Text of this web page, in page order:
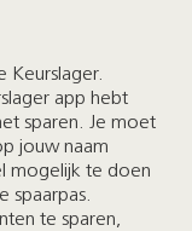
Keurslager.
app hebt
sparen. Je moet
jouw naam
mogelijk te doen
spaarpas.
te sparen,